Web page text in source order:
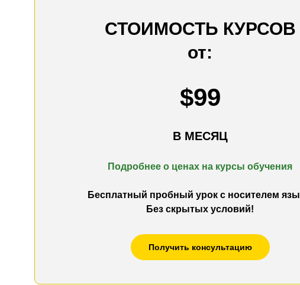
СТОИМОСТЬ КУРСОВ
от:
$99
В МЕСЯЦ
Подробнее о ценах на курсы обучения
Бесплатный пробный урок с носителем
Без скрытых условий!
Получить консультацию